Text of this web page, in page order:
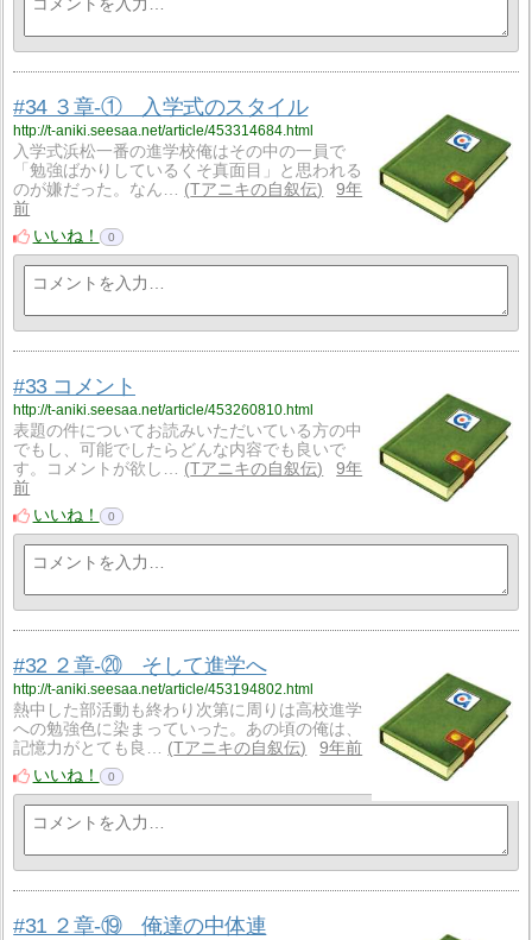
#34 ３章-① 入学式のスタイル
http://t-aniki.seesaa.net/article/453314684.html
入学式浜松一番の進学校俺はその中の一員で
「勉強ばかりしているくそ真面目」と思われる
のが嫌だった。なん…
Tアニキの自叙伝
9年
前
いいね！
0
#33 コメント
http://t-aniki.seesaa.net/article/453260810.html
表題の件についてお読みいただいている方の中
でもし、可能でしたらどんな内容でも良いで
す。コメントが欲し…
Tアニキの自叙伝
9年
前
いいね！
0
#32 ２章-⑳ そして進学へ
http://t-aniki.seesaa.net/article/453194802.html
熱中した部活動も終わり次第に周りは高校進学
への勉強色に染まっていった。あの頃の俺は、
記憶力がとても良…
Tアニキの自叙伝
9年前
いいね！
0
#31 ２章-⑲ 俺達の中体連